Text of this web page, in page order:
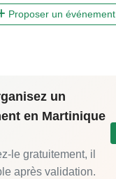
Proposer un événement
un
en Martinique
le gratuitement, il
après validation.